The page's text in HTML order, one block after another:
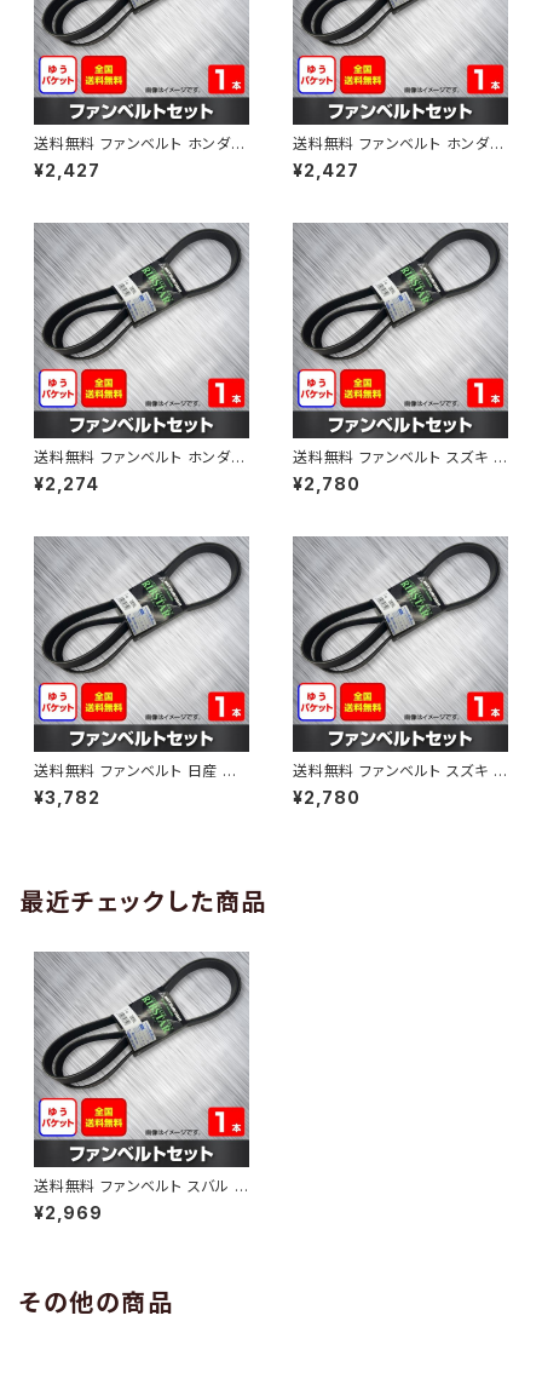
送料無料 ファンベルト ホンダ
ゼスト 型式JE1 H18.03～H24.
11 （国内トップメーカー） 1本 H
¥2,427
送料無料 ファンベルト ホンダ ラ
イフ 型式JB6 H15.09～H20.1
1 （国内トップメーカー） 1本 HA
¥2,427
送料無料 ファンベルト ホンダ フ
ィット 型式GE6 H19.10～H25.
09 （国内トップメーカー） 1本 H
¥2,274
送料無料 ファンベルト スズキ ス
ペーシア 型式MK32S H25.03
～H30.02 （国内トップメーカ
¥2,780
送料無料 ファンベルト 日産 キ
ューブ 型式Z12 H20.11～H24.
10 （国内トップメーカー） 1本 H
¥3,782
送料無料 ファンベルト スズキ ワ
ゴンR 型式MH34S H24.09～
H29.02 （国内トップメーカー）
¥2,780
最近チェックした商品
送料無料 ファンベルト スバル フ
ォレスター 型式SJG H28.08～
（国内トップメーカー） 1本 HAB
¥2,969
その他の商品